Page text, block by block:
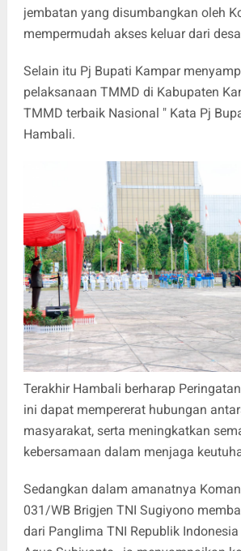
jembatan yang disumbangkan oleh
mempermudah akses keluar dari
Selain itu Pj Bupati Kampar
pelaksanaan TMMD di Kabupaten
TMMD terbaik Nasional " Kata Pj
Hambali.
Terakhir Hambali berharap
ini dapat mempererat hubungan
masyarakat, serta meningkatkan
kebersamaan dalam menjaga
Sedangkan dalam amanatnya
031/WB Brigjen TNI Sugiyono
dari Panglima TNI Republik